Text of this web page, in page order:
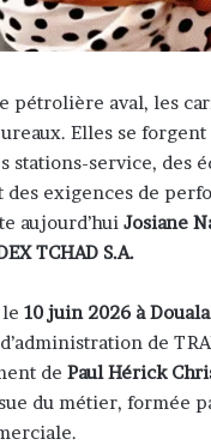
pétrolière aval, les
Elles se
stations-service, des
des exigences de
aujourd’hui Josiane
TCHAD S.A.
10 juin 2026 à Douala
de
de Paul Hérick
du métier, formée